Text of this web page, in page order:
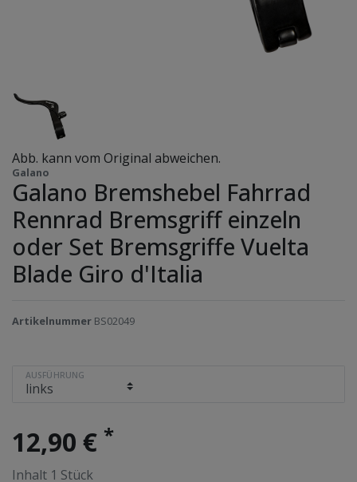
Abb. kann vom Original abweichen.
Galano
Galano Bremshebel Fahrrad
Rennrad Bremsgriff einzeln
oder Set Bremsgriffe Vuelta
Blade Giro d'Italia
Artikelnummer BS02049
AUSFÜHRUNG
12,90 € *
Inhalt 1 Stück